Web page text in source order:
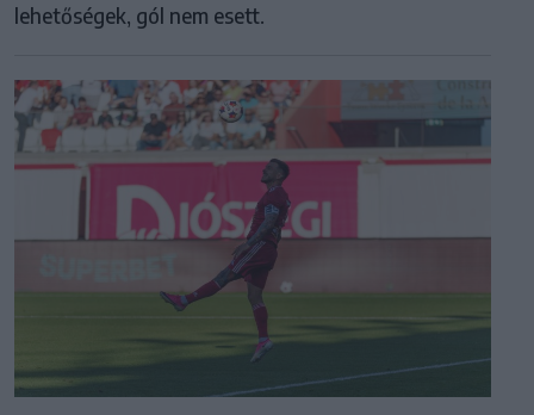
lehetőségek, gól nem esett.